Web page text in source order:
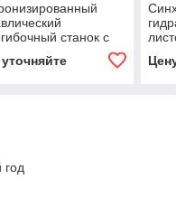
станок с
год